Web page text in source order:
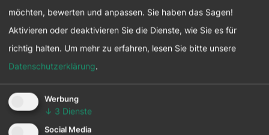
möchten, bewerten und anpassen. Sie haben das Sagen!
Aktivieren oder deaktivieren Sie die Dienste, wie Sie es für
richtig halten. Um mehr zu erfahren, lesen Sie bitte unsere
Datenschutzerklärung.
Werbung
↓ 3 Dienste
Social Media